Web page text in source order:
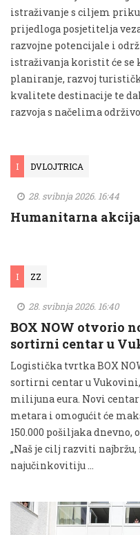
istraživanje s ciljem
prijedloga posjetitelja
razvojne potencijale i
istraživanja koristit će se
planiranje, razvoj
kvalitete destinacije te
razvoja s načelima
I DVLOJTRICA
28. svibnja 2026. 16:44
Humanitarna akcija
I ZZ
28. svibnja 2026. 16:40
BOX NOW otvorio
sortirni centar u
Logistička tvrtka BOX
sortirni centar u
milijuna eura. Novi
metara i omogućit će
150.000 pošiljaka dnevno,
„Naš je cilj razviti
najučinkovitiju …